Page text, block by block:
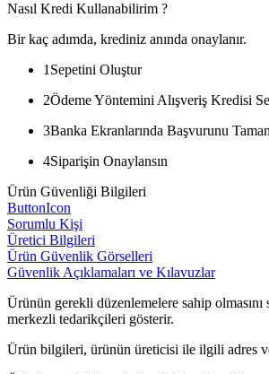
Nasıl Kredi Kullanabilirim ?
Bir kaç adımda, krediniz anında onaylanır.
1 Sepetini Oluştur
2Ödeme Yöntemini Alışveriş Kredisi
3Banka Ekranlarında Başvurunu
4Siparişin Onaylansın
Ürün Güvenliği Bilgileri
ButtonIcon
Sorumlu Kişi
Üretici Bilgileri
Ürün Güvenlik Görselleri
Güvenlik Açıklamaları ve Kılavuzlar
Ürünün gerekli düzenlemelere sahip
merkezli tedarikçileri gösterir.
Ürün bilgileri, ürünün üreticisi ile ilgili adres